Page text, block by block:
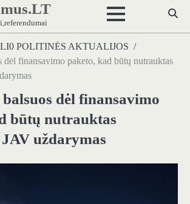
POLITINĖS AKTUALIJOS
dėl finansavimo paketo, kad būtų nutrauktas
dėl finansavimo
būtų nutrauktas
uždarymas